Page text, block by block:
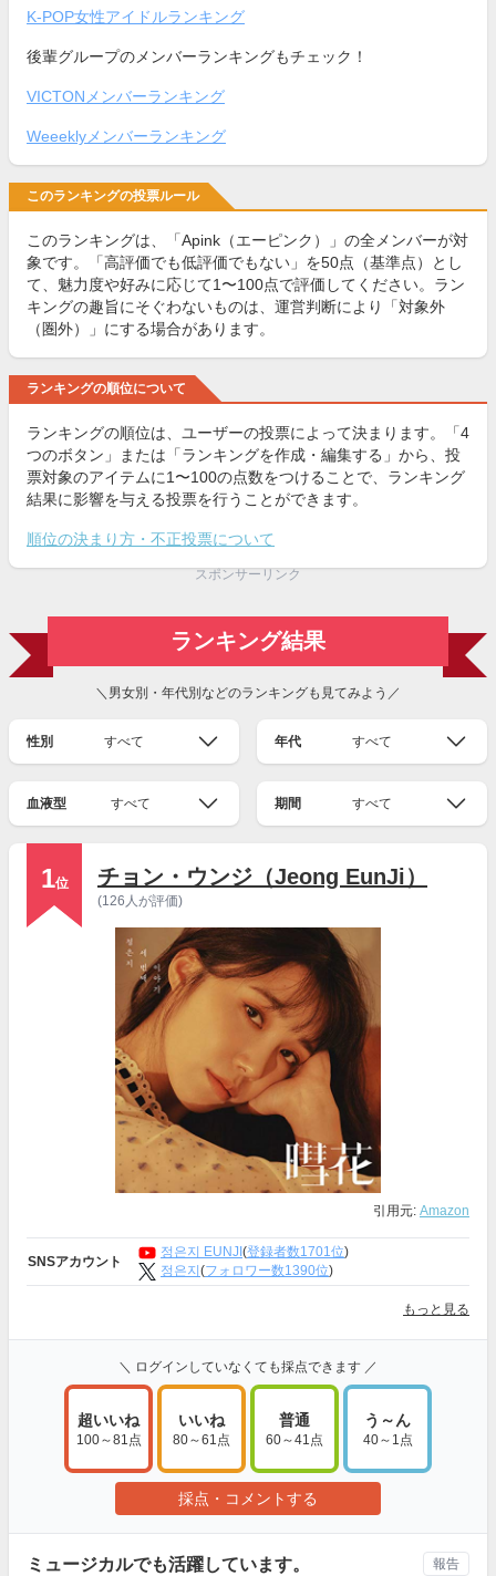
K-POP女性アイドルランキング
後輩グループのメンバーランキングもチェック！
VICTONメンバーランキング
Weeeklyメンバーランキング
このランキングの投票ルール
このランキングは、「Apink（エーピンク）」の全メンバーが対
象です。「高評価でも低評価でもない」を50点（基準点）とし
て、魅力度や好みに応じて1〜100点で評価してください。ラン
キングの趣旨にそぐわないものは、運営判断により「対象外
（圏外）」にする場合があります。
ランキングの順位について
ランキングの順位は、ユーザーの投票によって決まります。「4
つのボタン」または「ランキングを作成・編集する」から、投
票対象のアイテムに1〜100の点数をつけることで、ランキング
結果に影響を与える投票を行うことができます。
順位の決まり方・不正投票について
スポンサーリンク
ランキング結果
＼男女別・年代別などのランキングも見てみよう／
性別 すべて 年代 すべて
血液型 すべて 期間 すべて
1位 チョン・ウンジ（Jeong EunJi）
(126人が評価)
引用元: Amazon
SNSアカウント
정은지 EUNJI (登録者数1701位)
정은지(フォロワー数1390位)
もっと見る
＼ ログインしていなくても採点できます ／
超いいね
100～81点
いいね
80～61点
普通
60～41点
う～ん
40～1点
採点・コメントする
ミュージカルでも活躍しています。 報告